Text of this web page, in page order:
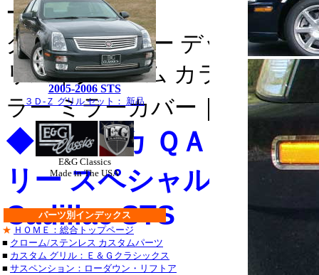
セブリング_クローム
デュランゴ_クローム/
・チャージャー_クロ
グランドチェロキー_
タンドラ_クローム/
サーフ_クローム/ステ
クローム/ステンレス
ステンレス_パーツ・
■レクサス：ＩＳ_２
2005-2006 STS
３Ｄ-Ｚ グリル セット： 新品
E&G Classics
Made in The USA
パーツ別インデックス
★ ＨＯＭＥ：総合トップページ
■ クローム/ステンレス カスタムパーツ
■ カスタム グリル：Ｅ＆Ｇクラシックス
■ サスペンション：ローダウン・リフトア
ーパネル｜
クローム カラー デッキ トリ
リム｜クローム カラー ライ
ラー ミラーカバー｜クロー
◆アメリカ ＱＡＡ-ＵＳ
リー スペシャル カス
Cadillac STS